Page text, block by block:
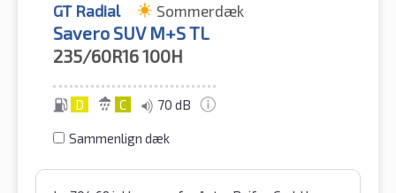
GT Radial Sommerdæk
Savero SUV M+S TL
235/60R16100H
D C 70 dB
Sammenlign dæk